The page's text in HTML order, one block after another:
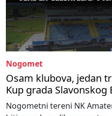
Nogomet
Osam klubova, jedan
Kup grada Slavonskog
Nogometni tereni NK